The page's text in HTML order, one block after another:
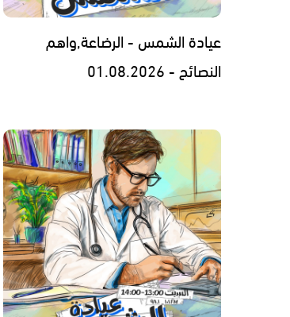
عيادة الشمس - الرضاعة,واهم
النصائح - 01.08.2026